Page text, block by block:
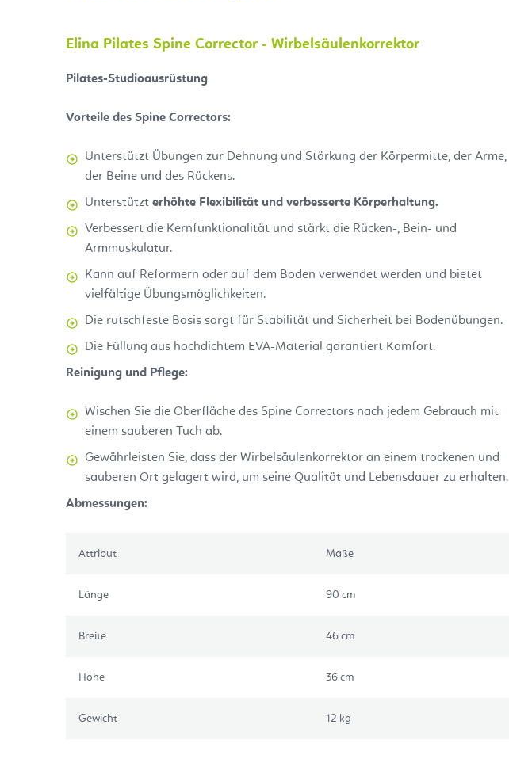
Elina Pilates Spine Corrector - Wirbelsäulenkorrektor
Pilates-Studioausrüstung
Vorteile des Spine Correctors:
Unterstützt Übungen zur Dehnung und Stärkung der Körpermitte, der Arme,
der Beine und des Rückens.
Unterstützt erhöhte Flexibilität und verbesserte Körperhaltung.
Verbessert die Kernfunktionalität und stärkt die Rücken-, Bein- und
Armmuskulatur.
Kann auf Reformern oder auf dem Boden verwendet werden und bietet
vielfältige Übungsmöglichkeiten.
Die rutschfeste Basis sorgt für Stabilität und Sicherheit bei Bodenübungen.
Die Füllung aus hochdichtem EVA-Material garantiert Komfort.
Reinigung und Pflege:
Wischen Sie die Oberfläche des Spine Correctors nach jedem Gebrauch mit
einem sauberen Tuch ab.
Gewährleisten Sie, dass der Wirbelsäulenkorrektor an einem trockenen und
sauberen Ort gelagert wird, um seine Qualität und Lebensdauer zu erhalten.
Abmessungen:
Attribut Maße
Länge 90 cm
Breite 46 cm
Höhe 36 cm
Gewicht 12 kg